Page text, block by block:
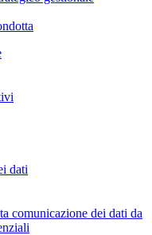
dati
comunicazione dei dati da